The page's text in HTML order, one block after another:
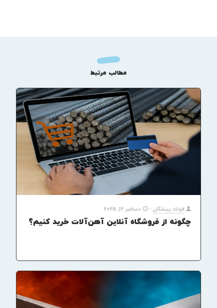
مطالب مرتبط
فولاد پیشگان - دسامبر 12, 2025
چگونه از فروشگاه آنلاین آهن‌آلات خرید کنیم؟